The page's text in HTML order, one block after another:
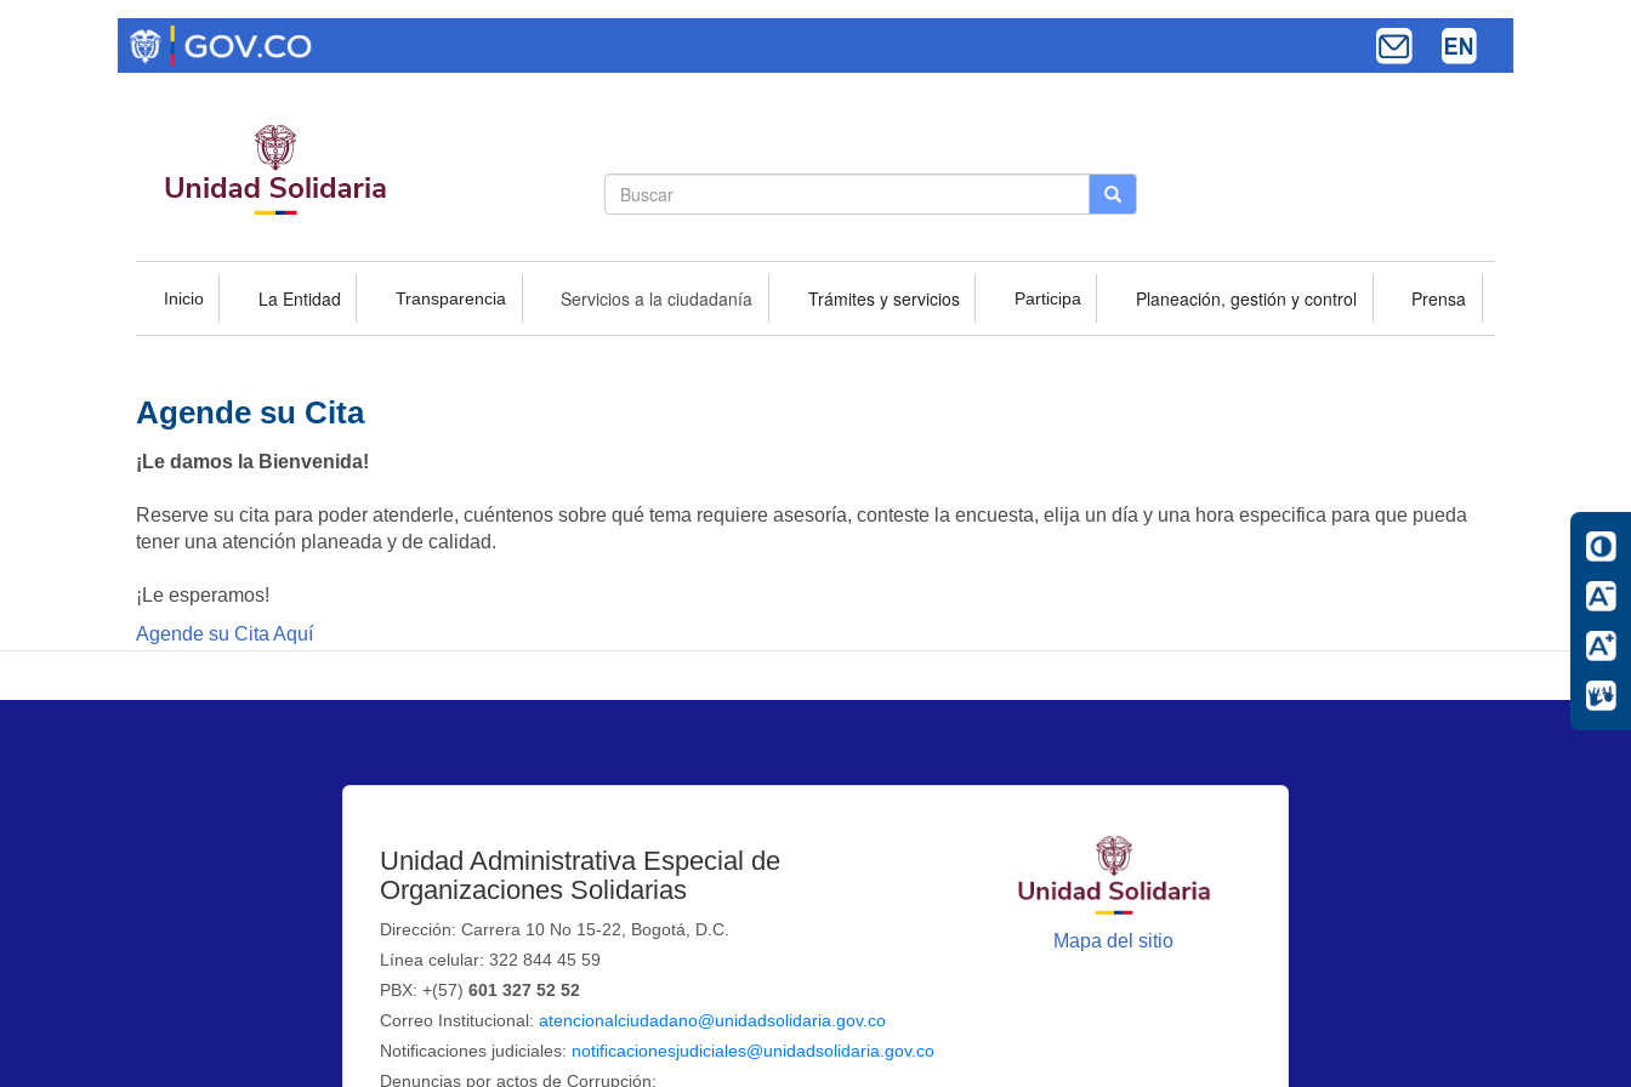
Search
form
Buscar Buscar
Inicio La Entidad Transparencia Servicios a la ciudadanía Trámites y servicios Participa Planeación, gestión y control Prensa
Agende su Cita
¡Le damos la Bienvenida!
Reserve su cita para poder atenderle, cuéntenos sobre qué tema requiere asesoría, conteste la encuesta, elija un día y una hora especifica para que pueda
tener una atención planeada y de calidad.
¡Le esperamos!
Agende su Cita Aquí
Unidad Administrativa Especial de
Organizaciones Solidarias
Dirección: Carrera 10 No 15-22, Bogotá, D.C.
Línea celular: 322 844 45 59
PBX: +(57)601 327 52 52
Correo Institucional:atencionalciudadano@unidadsolidaria.gov.co
Notificaciones judiciales: notificacionesjudiciales@unidadsolidaria.gov.co
Denuncias por actos de Corrupción:
Mapa del sitio